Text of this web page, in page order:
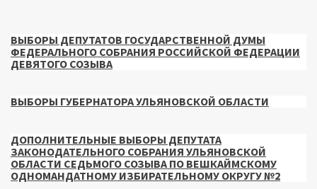
ВЫБОРЫ ДЕПУТАТОВ ГОСУДАРСТВЕННОЙ ДУМЫ
ФЕДЕРАЛЬНОГО СОБРАНИЯ РОССИЙСКОЙ ФЕДЕРАЦИИ
ДЕВЯТОГО СОЗЫВА
ВЫБОРЫ ГУБЕРНАТОРА УЛЬЯНОВСКОЙ ОБЛАСТИ
ДОПОЛНИТЕЛЬНЫЕ ВЫБОРЫ ДЕПУТАТА
ЗАКОНОДАТЕЛЬНОГО СОБРАНИЯ УЛЬЯНОВСКОЙ
ОБЛАСТИ СЕДЬМОГО СОЗЫВА ПО ВЕШКАЙМСКОМУ
ОДНОМАНДАТНОМУ ИЗБИРАТЕЛЬНОМУ ОКРУГУ №2